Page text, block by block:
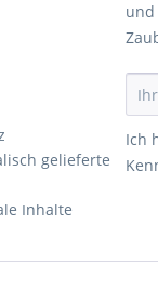
gelieferte
Inhalte
und
Ich